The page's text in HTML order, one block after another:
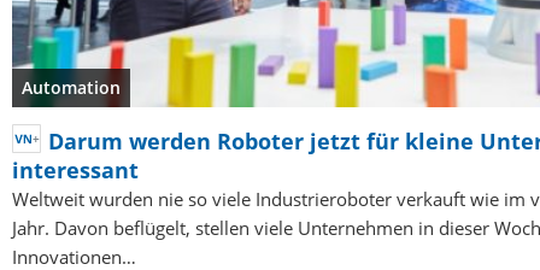
Automation
Darum werden Roboter jetzt für kleine
interessant
Weltweit wurden nie so viele Industrieroboter verkauft wie im
Jahr. Davon beflügelt, stellen viele Unternehmen in dieser
Innovationen…